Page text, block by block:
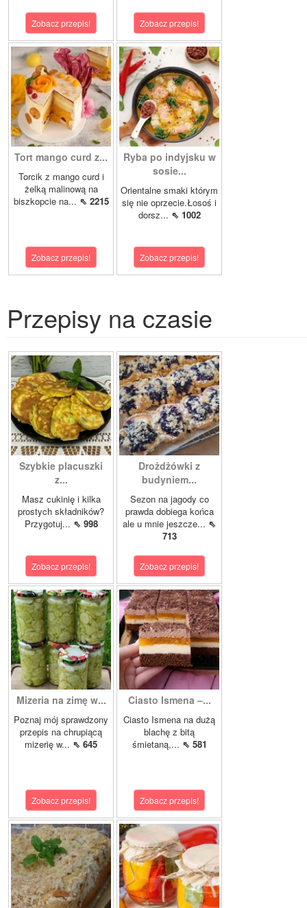
Zobacz przepis! Zobacz przepis!
Tort mango curd z...
Torcik z mango curd i
żelką malinową na
biszkopcie na... ⇖ 2215
Zobacz przepis!
Ryba po indyjsku w
sosie...
Orientalne smaki którym
się nie oprzecie.Łosoś i
dorsz... ⇖ 1002
Zobacz przepis!
Przepisy na czasie
Szybkie placuszki
z...
Masz cukinię i kilka
prostych składników?
Przygotuj... ⇖ 998
Zobacz przepis!
Drożdżówki z
budyniem...
Sezon na jagody co
prawda dobiega końca
ale u mnie jeszcze... ⇖
713
Zobacz przepis!
Mizeria na zimę w...
Poznaj mój sprawdzony
przepis na chrupiącą
mizerię w... ⇖ 645
Zobacz przepis!
Ciasto Ismena –...
Ciasto Ismena na dużą
blachę z bitą
śmietaną,... ⇖ 581
Zobacz przepis!